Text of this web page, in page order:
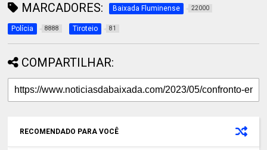
MARCADORES: Baixada Fluminense 22000
Polícia 8888 Tiroteio 81
COMPARTILHAR:
RECOMENDADO PARA VOCÊ